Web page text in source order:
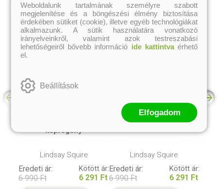
képregény
Lindsay Squire
Eredeti ár:
6 990 Ft
Kötött ár:
6 291 Ft
Varázskönyv mindenkinek
Lindsay Squire
Eredeti ár:
6 990 Ft
Kötött ár:
6 291 Ft
Weboldalunk tartalmának személyre szabott
megjelenítése és a böngészési élmény biztosítása
érdekében sütiket (cookie), illetve egyéb technológiákat
alkalmazunk. A sütik használatára vonatkozó
irányelveinkről, valamint azok testreszabási
lehetőségeiről bővebb információ ide kattintvaérhető
el.
Beállítások
Elfogadom